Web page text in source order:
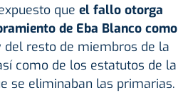
que el fallo otorga
de Eba Blanco como
del resto de miembros de la
como de los estatutos de la
se eliminaban las primarias.